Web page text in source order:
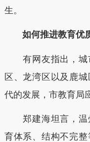
生。
如何推进教育优
有网友指出，城
区、龙湾区以及鹿
代的发展，市教育局
郑建海坦言，温
育体系、结构不完